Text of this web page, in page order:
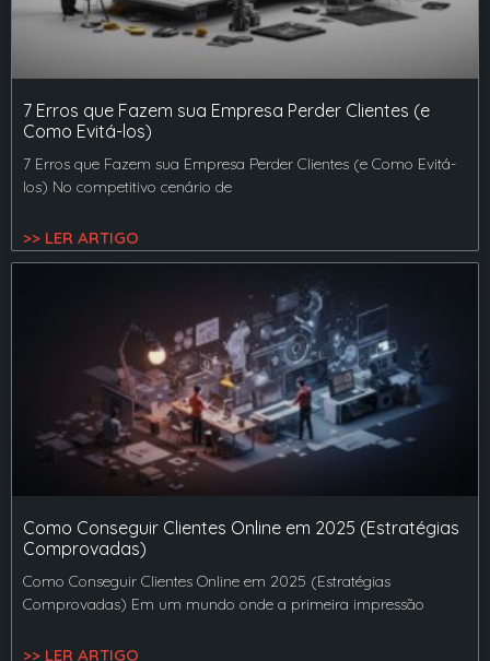
7 Erros que Fazem sua Empresa Perder Clientes (e
Como Evitá-los)
7 Erros que Fazem sua Empresa Perder Clientes (e Como Evitá-
los) No competitivo cenário de
>> LER ARTIGO
Como Conseguir Clientes Online em 2025 (Estratégias
Comprovadas)
Como Conseguir Clientes Online em 2025 (Estratégias
Comprovadas) Em um mundo onde a primeira impressão
>> LER ARTIGO